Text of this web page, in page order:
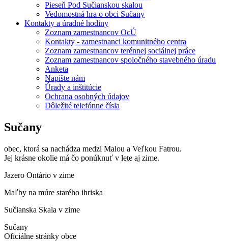
Pieseň Pod Sučianskou skalou
Vedomostná hra o obci Sučany
Kontakty a úradné hodiny
Zoznam zamestnancov OcÚ
Kontakty - zamestnanci komunitného centra
Zoznam zamestnancov terénnej sociálnej práce
Zoznam zamestnancov spoločného stavebného úradu
Anketa
Napíšte nám
Úrady a inštitúcie
Ochrana osobných údajov
Dôležité telefónne čísla
Sučany
obec, ktorá sa nachádza medzi Malou a Veľkou Fatrou.
Jej krásne okolie má čo ponúknuť v lete aj zime.
Jazero Ontário v zime
Maľby na múre starého ihriska
Sučianska Skala v zime
Sučany
Oficiálne stránky obce